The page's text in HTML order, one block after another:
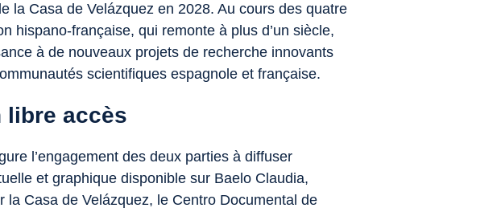
la Casa de Velázquez en 2028. Au cours des quatre
hispano‑française, qui remonte à plus d’un siècle,
à de nouveaux projets de recherche innovants
scientifiques espagnole et française.
libre accès
l’engagement des deux parties à diffuser
et graphique disponible sur Baelo Claudia,
la Casa de Velázquez, le Centro Documental de